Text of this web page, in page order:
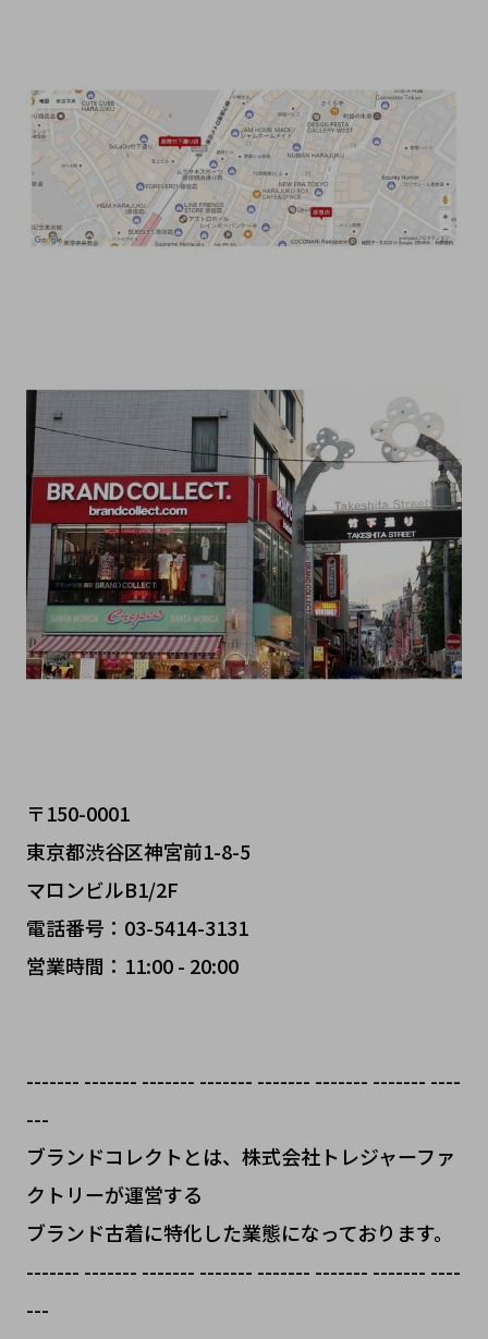
〒150-0001
東京都渋谷区神宮前1-8-5
マロンビルB1/2F
電話番号：03-5414-3131
営業時間：11:00 - 20:00
------- ------- ------- ------- ------- ------- ------- ----
---
ブランドコレクトとは、株式会社トレジャーファ
クトリーが運営する
ブランド古着に特化した業態になっております。
------- ------- ------- ------- ------- ------- ------- ----
---